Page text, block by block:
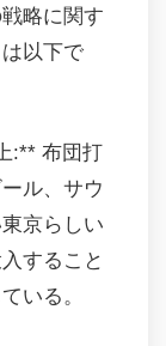
略に関す
以下で
:** 布団打
ル、サウ
京らしい
すること
いる。